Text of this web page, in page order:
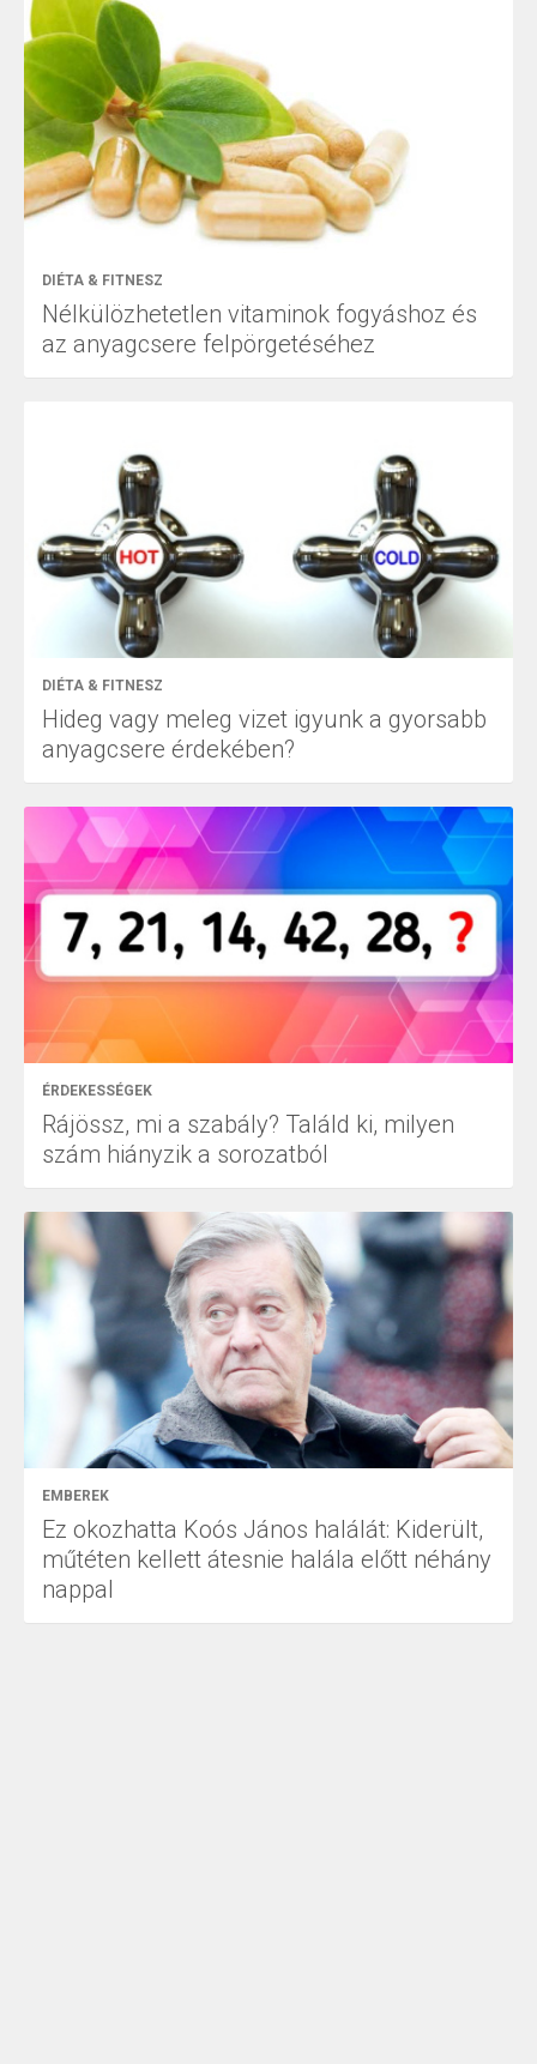
DIÉTA & FITNESZ
Nélkülözhetetlen vitaminok fogyáshoz és
az anyagcsere felpörgetéséhez
DIÉTA & FITNESZ
Hideg vagy meleg vizet igyunk a gyorsabb
anyagcsere érdekében?
ÉRDEKESSÉGEK
Rájössz, mi a szabály? Találd ki, milyen
szám hiányzik a sorozatból
EMBEREK
Ez okozhatta Koós János halálát: Kiderült,
műtéten kellett átesnie halála előtt néhány
nappal